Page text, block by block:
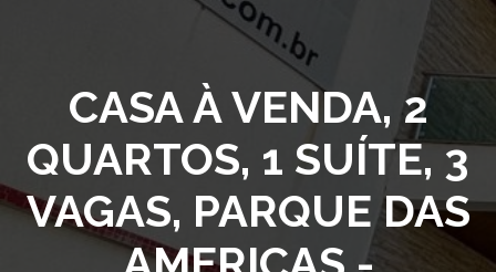
CASA À VENDA, 2
QUARTOS, 1 SUÍTE, 3
VAGAS, PARQUE DAS